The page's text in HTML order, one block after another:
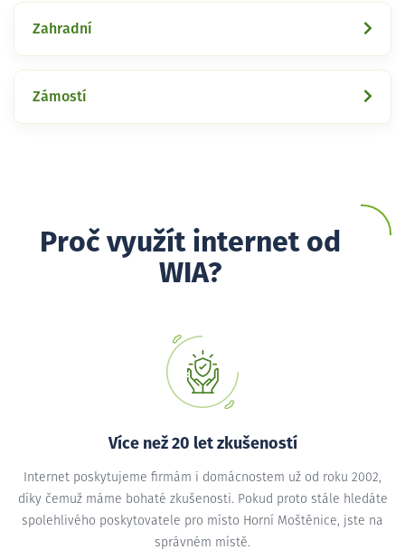
Zahradní
Zámostí
Proč využít internet od
WIA?
Více než 20 let zkušeností
Internet poskytujeme firmám i domácnostem už od roku 2002,
díky čemuž máme bohaté zkušenosti. Pokud proto stále hledáte
spolehlivého poskytovatele pro místo Horní Moštěnice, jste na
správném místě.